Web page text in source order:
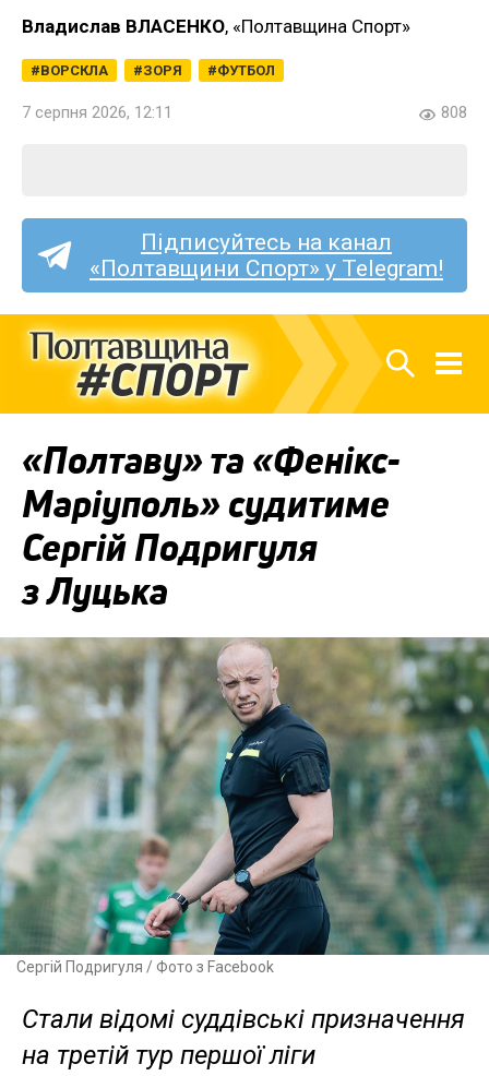
Владислав ВЛАСЕНКО, «Полтавщина Спорт»
ВОРСКЛА ЗОРЯ ФУТБОЛ
7 серпня 2026, 12:11 808
Підписуйтесь на канал
«Полтавщини Спорт» у Telegram!
«Полтаву» та «Фенікс-
Маріуполь» судитиме
Сергій Подригуля
з Луцька
Сергій Подригуля / Фото з Facebook
Стали відомі суддівські призначення
на третій тур першої ліги